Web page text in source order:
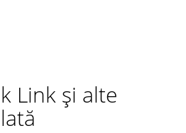
Link și alte